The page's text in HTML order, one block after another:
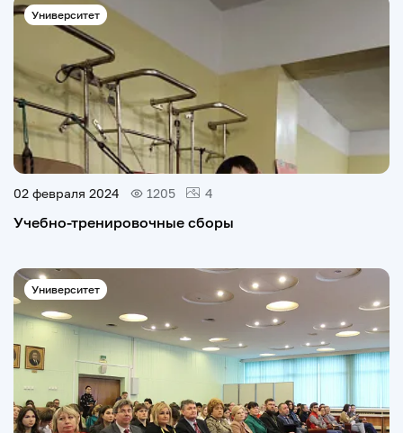
Университет
02 февраля 2024 1205 4
Учебно-тренировочные сборы
Университет